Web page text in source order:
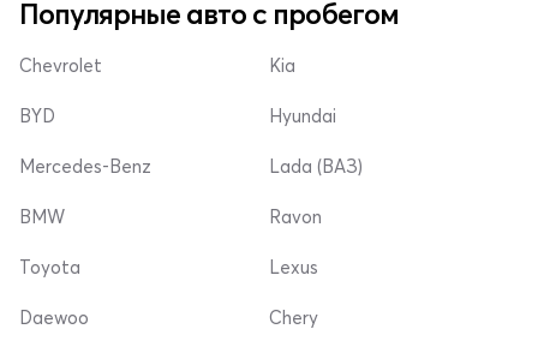
Популярные авто с пробегом
Chevrolet
BYD
Mercedes-Benz
Kia
Hyundai
Lada (ВАЗ)
BMW
Toyota
Daewoo
Ravon
Lexus
Chery